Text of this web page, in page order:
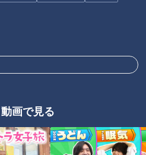
動画で見る